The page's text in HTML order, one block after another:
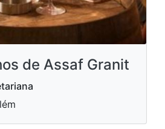
de Assaf Granit